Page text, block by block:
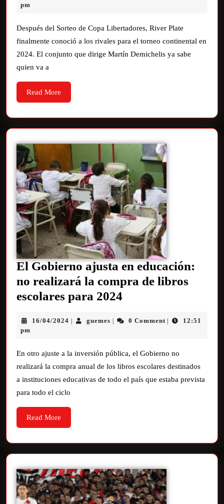
pm
Después del Sorteo de Copa Libertadores, River Plate
finalmente conoció a los rivales para el torneo continental en
2024. El conjunto que dirige Martín Demichelis ya sabe
quien va a
Read More
El Gobierno ajusta en educación:
no realizará la compra de libros
escolares para 2024
16/04/2024 guemes 0 Comment
12:51
pm
En otro ajuste a la inversión pública, el Gobierno no
realizará la compra anual de los libros escolares destinados
a instituciones educativas de todo el país que estaba prevista
para todo el ciclo
Read More